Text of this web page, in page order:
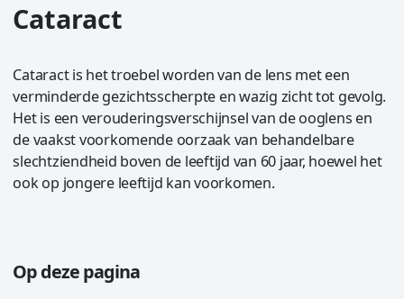
Cataract
Cataract is het troebel worden van de lens met een
verminderde gezichtsscherpte en wazig zicht tot gevolg.
Het is een verouderingsverschijnsel van de ooglens en
de vaakst voorkomende oorzaak van behandelbare
slechtziendheid boven de leeftijd van 60 jaar, hoewel het
ook op jongere leeftijd kan voorkomen.
Op deze pagina